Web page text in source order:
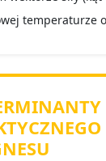
temperaturze